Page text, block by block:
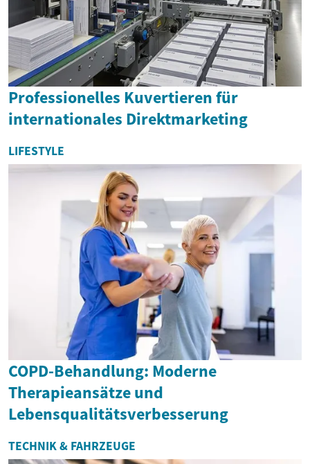
Professionelles Kuvertieren für
internationales Direktmarketing
LIFESTYLE
COPD-Behandlung: Moderne
Therapieansätze und
Lebensqualitätsverbesserung
TECHNIK & FAHRZEUGE